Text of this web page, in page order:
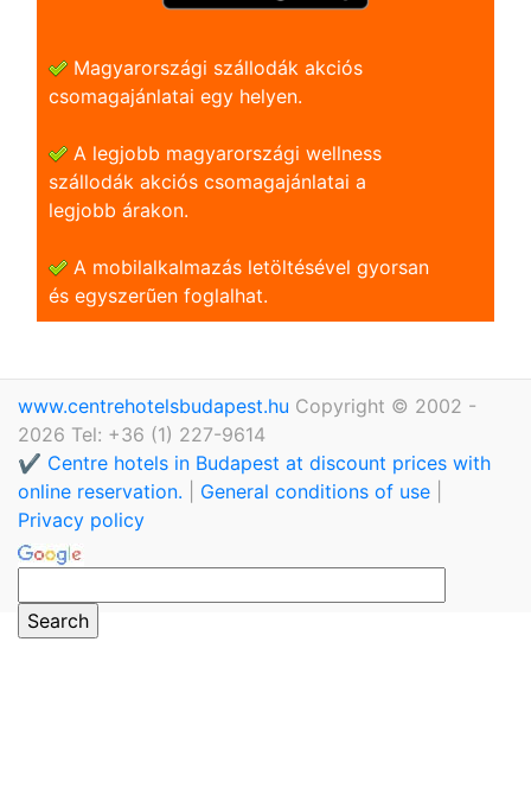
Magyarországi szállodák akciós
csomagajánlatai egy helyen.
A legjobb magyarországi wellness
szállodák akciós csomagajánlatai a
legjobb árakon.
A mobilalkalmazás letöltésével gyorsan
és egyszerũen foglalhat.
www.centrehotelsbudapest.hu Copyright © 2002 -
2026 Tel: +36 (1) 227-9614
✔️ Centre hotels in Budapest at discount prices with
online reservation.
General conditions of use
Privacy policy